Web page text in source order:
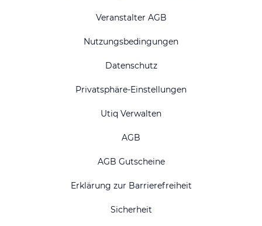
Veranstalter AGB
Nutzungsbedingungen
Datenschutz
Privatsphäre-Einstellungen
Utiq Verwalten
AGB
AGB Gutscheine
Erklärung zur Barrierefreiheit
Sicherheit